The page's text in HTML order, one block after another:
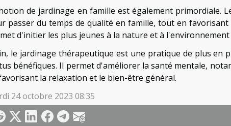
de jardinage en famille est également primordiale.
passer du temps de qualité en famille, tout en
d'initier les plus jeunes à la nature et à
le jardinage thérapeutique est une pratique de plus en
bénéfiques. Il permet d'améliorer la santé mentale,
la relaxation et le bien-être général.
24 octobre 2023 08:35